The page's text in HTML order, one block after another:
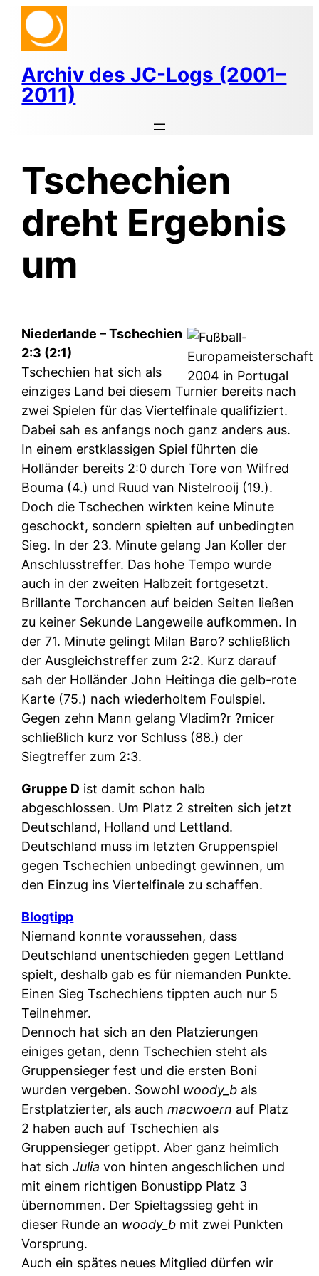
Zum
Inhalt
springen
Archiv des JC-Logs (2001–
2011)
Tschechien
dreht Ergebnis
um
Niederlande – Tschechien
2:3 (2:1)
Tschechien hat sich als
einziges Land bei diesem Turnier bereits nach
zwei Spielen für das Viertelfinale qualifiziert.
Dabei sah es anfangs noch ganz anders aus.
In einem erstklassigen Spiel führten die
Holländer bereits 2:0 durch Tore von Wilfred
Bouma (4.) und Ruud van Nistelrooij (19.).
Doch die Tschechen wirkten keine Minute
geschockt, sondern spielten auf unbedingten
Sieg. In der 23. Minute gelang Jan Koller der
Anschlusstreffer. Das hohe Tempo wurde
auch in der zweiten Halbzeit fortgesetzt.
Brillante Torchancen auf beiden Seiten ließen
zu keiner Sekunde Langeweile aufkommen. In
der 71. Minute gelingt Milan Baro? schließlich
der Ausgleichstreffer zum 2:2. Kurz darauf
sah der Holländer John Heitinga die gelb-rote
Karte (75.) nach wiederholtem Foulspiel.
Gegen zehn Mann gelang Vladim?r ?micer
schließlich kurz vor Schluss (88.) der
Siegtreffer zum 2:3.
Gruppe D ist damit schon halb
abgeschlossen. Um Platz 2 streiten sich jetzt
Deutschland, Holland und Lettland.
Deutschland muss im letzten Gruppenspiel
gegen Tschechien unbedingt gewinnen, um
den Einzug ins Viertelfinale zu schaffen.
Blogtipp
Niemand konnte voraussehen, dass
Deutschland unentschieden gegen Lettland
spielt, deshalb gab es für niemanden Punkte.
Einen Sieg Tschechiens tippten auch nur 5
Teilnehmer.
Dennoch hat sich an den Platzierungen
einiges getan, denn Tschechien steht als
Gruppensieger fest und die ersten Boni
wurden vergeben. Sowohl woody_b als
Erstplatzierter, als auchmacwoern auf Platz
2 haben auch auf Tschechien als
Gruppensieger getippt. Aber ganz heimlich
hat sichJulia von hinten angeschlichen und
mit einem richtigen Bonustipp Platz 3
übernommen. Der Spieltagssieg geht in
dieser Runde an woody_b mit zwei Punkten
Vorsprung.
Auch ein spätes neues Mitglied dürfen wir